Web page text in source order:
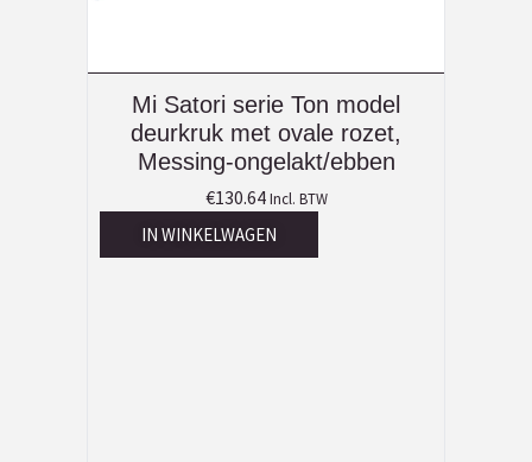
Mi Satori serie Ton model
deurkruk met ovale rozet,
Messing-ongelakt/ebben
€130.64 Incl. BTW
IN WINKELWAGEN